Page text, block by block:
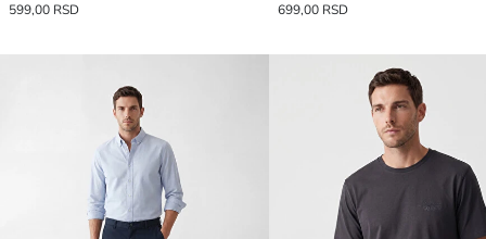
599,00 RSD
699,00 RSD